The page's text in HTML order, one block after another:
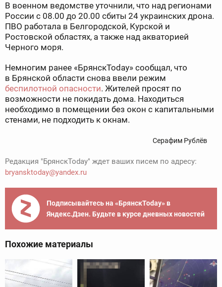
В военном ведомстве уточнили, что над регионами
России с 08.00 до 20.00 сбиты 24 украинских дрона.
ПВО работала в Белгородской, Курской и
Ростовской областях, а также над акваторией
Черного моря.
Немногим ранее «БрянскToday» сообщал, что
в Брянской области снова ввели режим
беспилотной опасности. Жителей просят по
возможности не покидать дома. Находиться
необходимо в помещении без окон с капитальными
стенами, не подходить к окнам.
Серафим Рублёв
Редакция "БрянскToday" ждет ваших писем по адресу:
bryansktoday@yandex.ru
Подписывайтесь на «БрянскToday» в
Яндекс.Дзен. Будьте в курсе дневных новостей
Похожие материалы